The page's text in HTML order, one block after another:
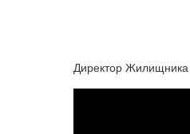
Директор Жилищника